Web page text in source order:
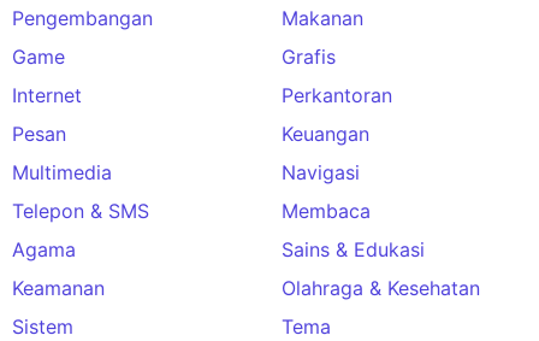
Pengembangan
Makanan
Game
Grafis
Internet
Perkantoran
Pesan
Keuangan
Multimedia
Navigasi
Telepon & SMS
Membaca
Agama
Sains & Edukasi
Keamanan
Olahraga & Kesehatan
Sistem
Tema